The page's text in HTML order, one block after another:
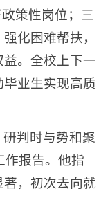
策性岗位；三
化困难帮扶，
。全校上下一
业生实现高质
判时与势和聚
作报告。他指
，初次去向就